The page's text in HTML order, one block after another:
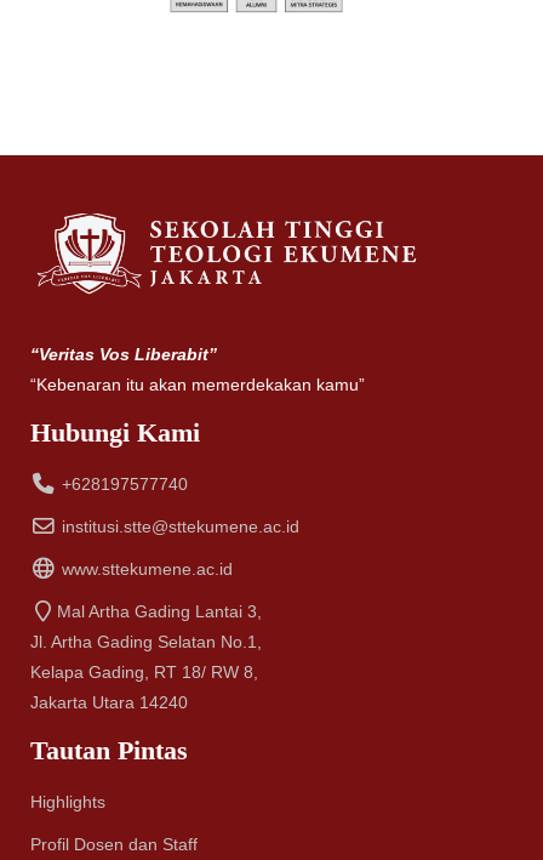
“Veritas Vos Liberabit”
“Kebenaran itu akan memerdekakan kamu”
Hubungi Kami
+628197577740
institusi.stte@sttekumene.ac.id
www.sttekumene.ac.id
Mal Artha Gading Lantai 3,
Jl. Artha Gading Selatan No.1,
Kelapa Gading, RT 18/ RW 8,
Jakarta Utara 14240
Tautan Pintas
Highlights
Profil Dosen dan Staff